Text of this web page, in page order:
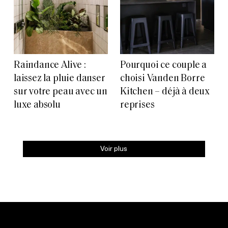
Raindance Alive :
laissez la pluie danser
sur votre peau avec un
luxe absolu
Pourquoi ce couple a
choisi Vanden Borre
Kitchen – déjà à deux
reprises
Voir plus